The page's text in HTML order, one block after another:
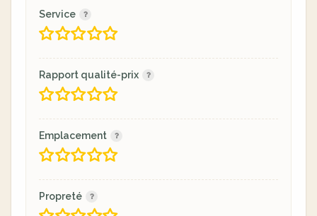
Service
Rapport qualité-prix
Emplacement
Propreté